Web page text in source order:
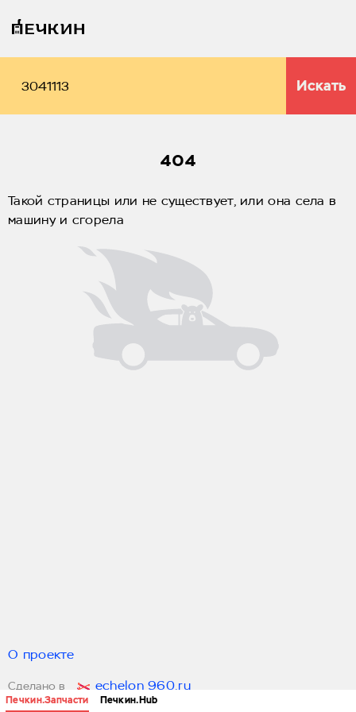
Печкин.Запчасти Печкин.Hub
Искать
404
Такой страницы или не существует, или она села в
машину и сгорела
О проекте
Сделано в echelon 960.ru